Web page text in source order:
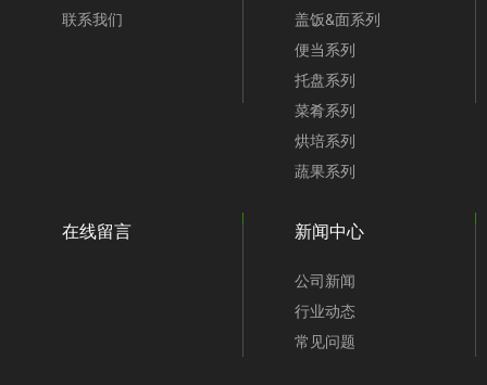
联系我们
盖饭&面系列
便当系列
托盘系列
菜肴系列
烘培系列
蔬果系列
在线留言 新闻中心
公司新闻
行业动态
常见问题